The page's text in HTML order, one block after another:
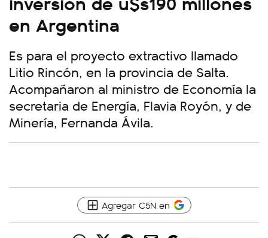
en Argentina
Es para el proyecto extractivo llamado
Litio Rincón, en la provincia de Salta.
Acompañaron al ministro de Economía la
secretaria de Energía, Flavia Royón, y de
Minería, Fernanda Ávila.
Agregar C5N en